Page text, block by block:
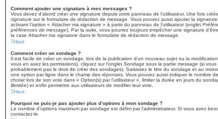
Comment ajouter une signature à mes messages ?
Vous devez d’abord créer une signature depuis votre panneau de l’utilisateur. Une fois
signature sur le formulaire de rédaction de message. Vous pouvez aussi ajouter la
activant l’option « Attacher ma signature » à partir du panneau de l’utilisateur (onglet
préférences de message). Par la suite, vous pourrez toujours empêcher une signature
la case Attacher ma signature dans le formulaire de rédaction de message.
Haut
Comment créer un sondage ?
Il est facile de créer un sondage, lors de la publication d’un nouveau sujet ou la
vous en avez les permissions), cliquez sur l’onglet Sondage sous la partie message (si
probablement pas le droit de créer des sondages). Saisissez le titre du sondage et au
une option par ligne dans le champ des réponses. Vous pouvez aussi indiquer le nombre
choisir lors de son vote dans « Option(s) par l’utilisateur », limiter la durée en jours du
illimitée) et enfin permettre aux utilisateurs de modifier leur vote.
Haut
Pourquoi ne puis-je pas ajouter plus d’options à mon sondage ?
Le nombre d’options maximum par sondage est défini par l’administrateur. Si vous avez
contactez-le.